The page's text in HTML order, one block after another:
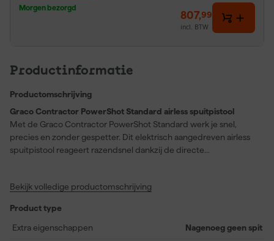
Morgen bezorgd
807,99
incl. BTW
Productinformatie
Productomschrijving
Graco Contractor PowerShot Standard airless spuitpistool
Met de Graco Contractor PowerShot Standard werk je snel,
precies en zonder gespetter. Dit elektrisch aangedreven airless
spuitpistool reageert razendsnel dankzij de directe
langdurig gebruik. De ingebouwde pistolenslang van 1,8 meter
elke hoek. Dankzij het inline-handgreepontwerp met Easy Out-
filter en de ProConnect-cartridge voer je onderhoud zonder
Bekijk volledige productomschrijving
Product type
Extra eigenschappen
Nagenoeg geen spit